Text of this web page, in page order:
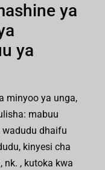
ya
ya
minyoo ya unga,
mabuu
wadudu dhaifu
kinyesi cha
nk. , kutoka kwa